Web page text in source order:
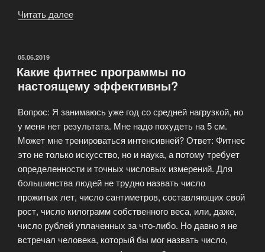
Читать далее
оздоровления»
ОПУБЛИКОВАНО
05.06.2019
Какие фитнес программы по
настоящему эффективны?
Вопрос: Я занимаюсь уже год со средней нагрузкой, но
у меня нет результата. Мне надо похудеть на 5 см.
Может мне тренироваться интенсивней? Ответ: Фитнес
это не только искусство, но и наука, а потому требует
определенности и точных числовых измерений. Для
большинства людей не трудно назвать число
прожитых лет, число сантиметров, составляющих свой
рост, число килограмм собственного веса, или, даже,
число рублей уплаченных за что-либо. Но давно я не
встречал человека, который бы мог назвать число,